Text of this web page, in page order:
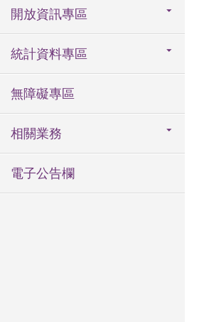
開放資訊專區
統計資料專區
無障礙專區
相關業務
電子公告欄